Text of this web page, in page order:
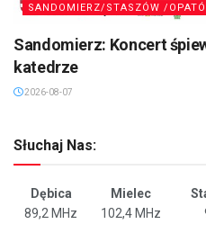
SANDOMIERZ/STASZÓW /
Sandomierz: Koncert
katedrze
2026-08-07
Słuchaj Nas:
Dębica Mielec
89,2 MHz
102,4 MHz